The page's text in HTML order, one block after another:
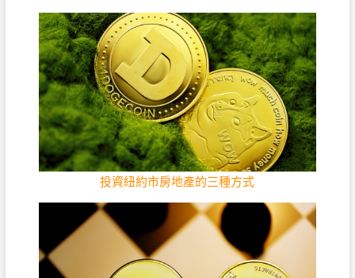
投資紐約市房地產的三種方式